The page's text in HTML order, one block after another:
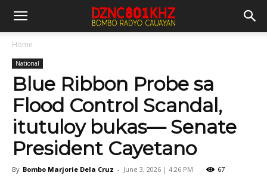
Home
National
Blue Ribbon Probe sa
Flood Control Scandal,
itutuloy bukas— Senate
President Cayetano
By Bombo Marjorie Dela Cruz - June 3, 2026 | 4:26 PM 67